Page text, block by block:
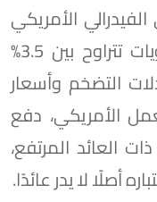
الأمريكي
بتثبيت أسعار الفائدة عند مستويات تتراوح بين 3.5%
التضخم وأسعار
الأمريكي، دفع
العائد المرتفع،
أصلًا لا يدر عائدًا.